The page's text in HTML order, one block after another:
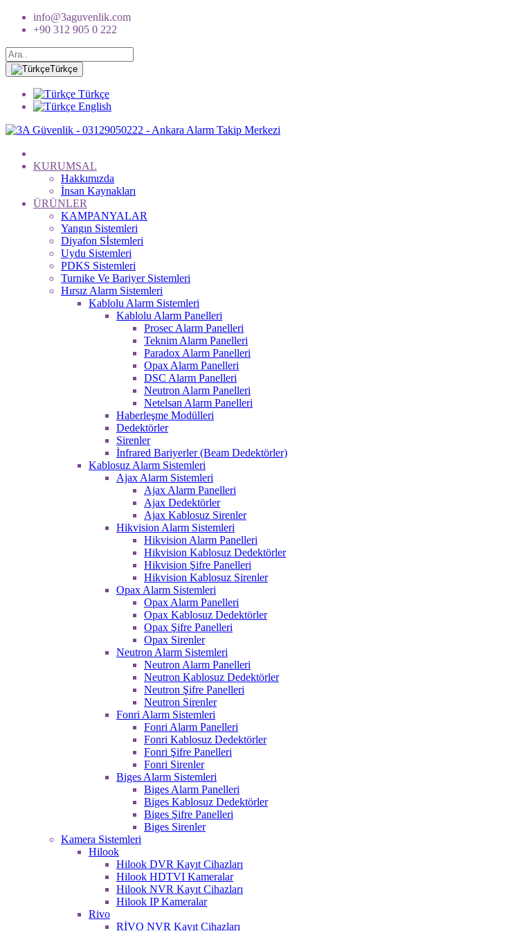
info@3aguvenlik.com
+90 312 905 0 222
Türkçe
Türkçe
English
KURUMSAL
Hakkımızda
İnsan Kaynakları
ÜRÜNLER
KAMPANYALAR
Yangın Sistemleri
Diyafon Sİstemleri
Uydu Sistemleri
PDKS Sistemleri
Turnike Ve Bariyer Sistemleri
Hırsız Alarm Sistemleri
Kablolu Alarm Sistemleri
Kablolu Alarm Panelleri
Prosec Alarm Panelleri
Teknim Alarm Panelleri
Paradox Alarm Panelleri
Opax Alarm Panelleri
DSC Alarm Panelleri
Neutron Alarm Panelleri
Netelsan Alarm Panelleri
Haberleşme Modülleri
Dedektörler
Sirenler
İnfrared Bariyerler (Beam Dedektörler)
Kablosuz Alarm Sistemleri
Ajax Alarm Sistemleri
Ajax Alarm Panelleri
Ajax Dedektörler
Ajax Kablosuz Sirenler
Hikvision Alarm Sistemleri
Hikvision Alarm Panelleri
Hikvision Kablosuz Dedektörler
Hikvision Şifre Panelleri
Hikvision Kablosuz Sirenler
Opax Alarm Sistemleri
Opax Alarm Panelleri
Opax Kablosuz Dedektörler
Opax Şifre Panelleri
Opax Sirenler
Neutron Alarm Sistemleri
Neutron Alarm Panelleri
Neutron Kablosuz Dedektörler
Neutron Şifre Panelleri
Neutron Sirenler
Fonri Alarm Sistemleri
Fonri Alarm Panelleri
Fonri Kablosuz Dedektörler
Fonri Şifre Panelleri
Fonri Sirenler
Biges Alarm Sistemleri
Biges Alarm Panelleri
Biges Kablosuz Dedektörler
Biges Şifre Panelleri
Biges Sirenler
Kamera Sistemleri
Hilook
Hilook DVR Kayıt Cihazları
Hilook HDTVI Kameralar
Hilook NVR Kayıt Cihazları
Hilook IP Kameralar
Rivo
RİVO NVR Kayıt Cihazları